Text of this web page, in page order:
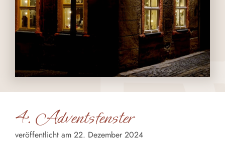
4. Adventsfenster
veröffentlicht am 22. Dezember 2024